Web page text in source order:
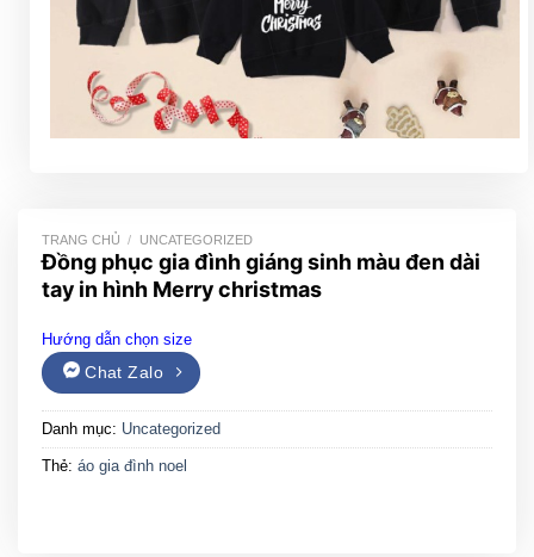
TRANG CHỦ / UNCATEGORIZED
Đồng phục gia đình giáng sinh màu đen dài
tay in hình Merry christmas
Hướng dẫn chọn size
Chat Zalo
Danh mục: Uncategorized
Thẻ: áo gia đình noel